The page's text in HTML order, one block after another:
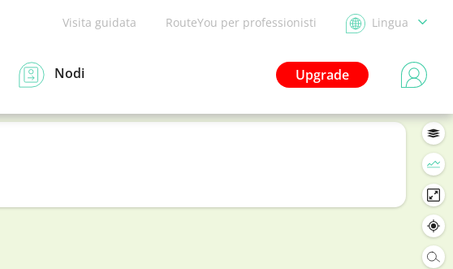
Visita guidata RouteYou per professionisti Lingua
Upgrade
Nodi